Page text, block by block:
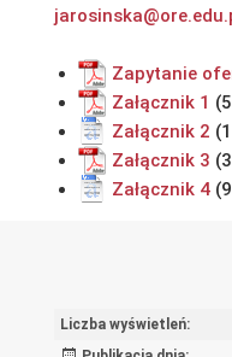
Zapytanie
Załącznik 1
Załącznik 2
Załącznik 3
Załącznik 4
Liczba wyświetleń: